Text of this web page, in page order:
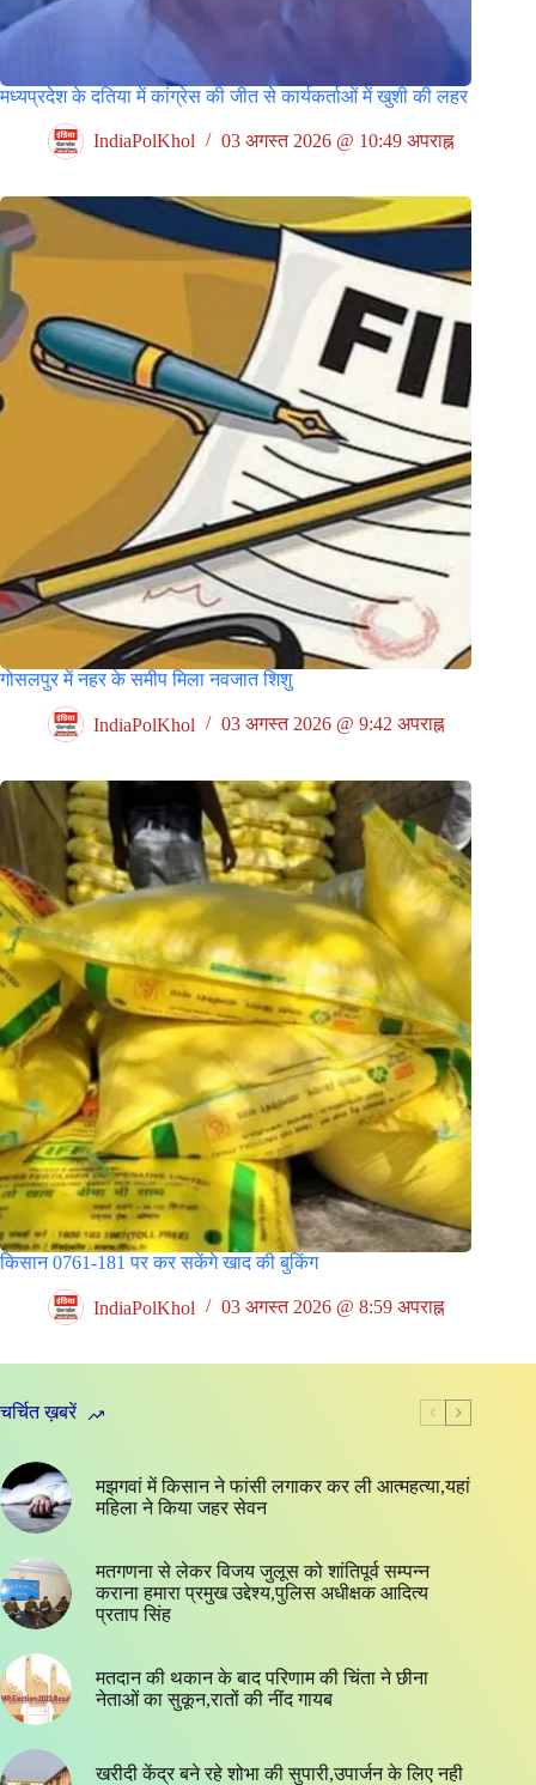
मध्यप्रदेश के दतिया में कांग्रेस की जीत से कार्यकर्ताओं में खुशी की लहर
IndiaPolKhol 03 अगस्त 2026 @ 10:49 अपराह्न
गोसलपुर में नहर के समीप मिला नवजात शिशु
IndiaPolKhol 03 अगस्त 2026 @ 9:42 अपराह्न
किसान 0761-181 पर कर सकेंगे खाद की बुकिंग
IndiaPolKhol 03 अगस्त 2026 @ 8:59 अपराह्न
चर्चित ख़बरें
मझगवां में किसान ने फांसी लगाकर कर ली आत्महत्या,यहां
महिला ने किया जहर सेवन
मतगणना से लेकर विजय जुलूस को शांतिपूर्व सम्पन्न
कराना हमारा प्रमुख उद्देश्य,पुलिस अधीक्षक आदित्य
प्रताप सिंह
मतदान की थकान के बाद परिणाम की चिंता ने छीना
नेताओं का सुकून,रातों की नींद गायब
खरीदी केंद्र बने रहे शोभा की सुपारी,उपार्जन के लिए नही